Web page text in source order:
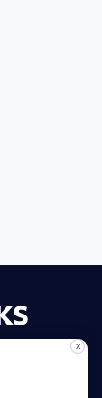
X